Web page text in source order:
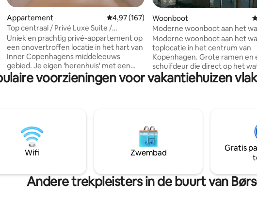
van 4,88 uit 5, 276 recensies
Appartement Gemiddelde beoordeling van 4,97 uit 5, 167
4,97 (167)
Top centraal / Privé Luxe Suite /
Kunstgalerie
Uniek en prachtig privé-appartement op
een onovertroffen locatie in het hart van
Inner Copenhagens middeleeuws
gebied. Je eigen 'herenhuis' met een
eigen ingang vanaf een rustige zijstraat.
Een high-end luxe verdeeld over 140 m ²,
Historisch landgoed gebouwd in 1789,
ooit een theater Deze ruimte is ook
perfect voor zakelijke bijeenkomsten
/werkverblijven van langere of kortere
Woonboot
Moderne woonboot aan het
Toplocatie in het centrum
Moderne woonboot aan het
toplocatie in het centrum van
Kopenhagen. Grote ramen en een ruime
schuifdeur die direct op het
uitkomt, zorgen voor een
rustige leefruimte. De woonboot is
supermarkt, het stadscentrum,
restaurants en culturele
bezienswaardigheden. Optionele
diensten zoals
verzoek beschikbaar.
voorzieningen voor vakantiehuizen
Wifi Zwembad
Gratis
Andere trekpleisters in de buurt van